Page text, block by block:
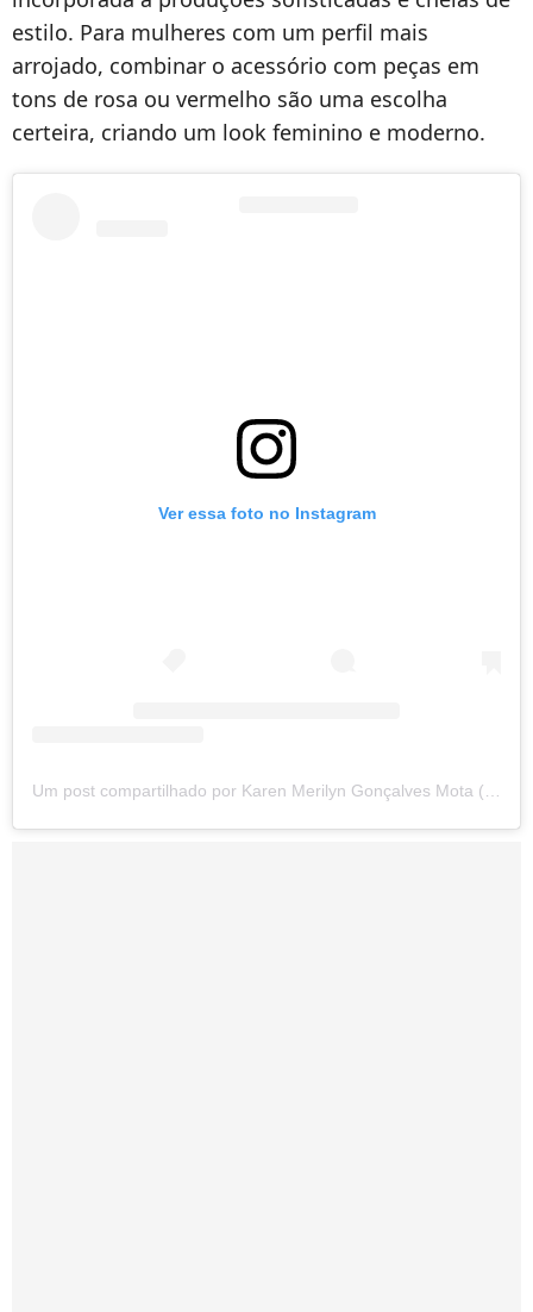
estilo. Para mulheres com um perfil mais
arrojado, combinar o acessório com peças em
tons de rosa ou vermelho são uma escolha
certeira, criando um look feminino e moderno.
Ver essa foto no Instagram